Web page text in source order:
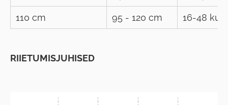
110 cm 95 - 120 cm 16-48
RIIETUMISJUHISED